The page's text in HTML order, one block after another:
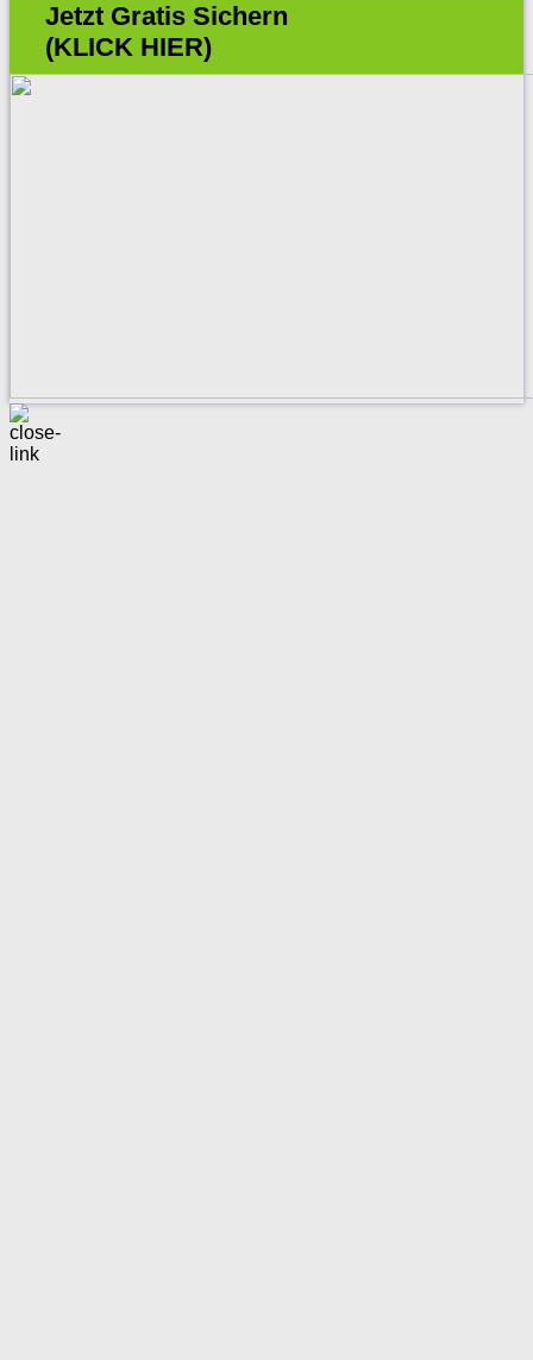
Jetzt Gratis Sichern
(KLICK HIER)